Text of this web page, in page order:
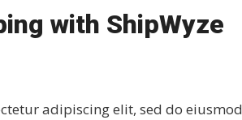
with ShipWyze
adipiscing elit, sed do